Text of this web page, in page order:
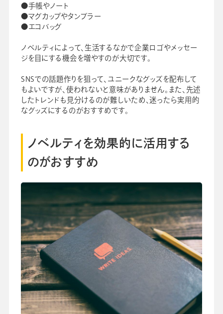
●手帳やノート
●マグカップやタンブラー
●エコバッグ
ノベルティによって、生活するなかで企業ロゴやメッセー
ジを目にする機会を増やすのが大切です。
SNSでの話題作りを狙って、ユニークなグッズを配布して
もよいですが、使われないと意味がありません。また、先述
したトレンドも見分けるのが難しいため、迷ったら実用的
なグッズにするのがおすすめです。
ノベルティを効果的に活用する
のがおすすめ